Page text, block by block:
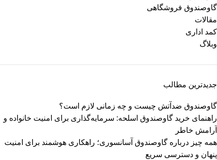
گاوصندوق فروشگاهی
مقالات
کمد اداری
وبلاگ
جدیدترین مطالب
گاوصندوق ضدآتش چیست و چه زمانی لازم است؟
راهنمای خرید گاوصندوق اسلحه: سرمایه‌گذاری برای امنیت خانواده و
آرامش خاطر
همه چیز درباره گاوصندوق آسانسوری؛ راهکاری هوشمند برای امنیت
پنهان و دسترسی سریع